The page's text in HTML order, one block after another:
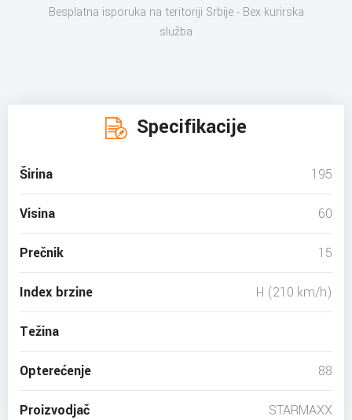
Besplatna isporuka na teritoriji Srbije - Bex kurirska
služba
Specifikacije
Širina 195
Visina 60
Prečnik 15
Index brzine H (210 km/h)
Težina
Opterećenje 88
Proizvodjač STARMAXX